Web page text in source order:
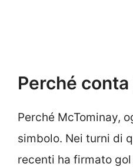
Perché
Perché McTominay,
simbolo. Nei turni di
recenti ha firmato